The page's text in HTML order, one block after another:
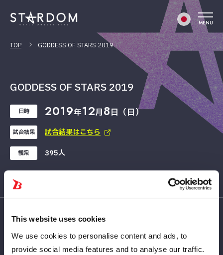
This website uses cookies
We use cookies to personalise content and ads, to
provide social media features and to analyse our traffic.
MENU
TOP GODDESS OF STARS 2019
GODDESS OF STARS 2019
日時 2019年12月8日（日）
試合結果 試合結果はこちら
観衆 395人
PREV NEXT